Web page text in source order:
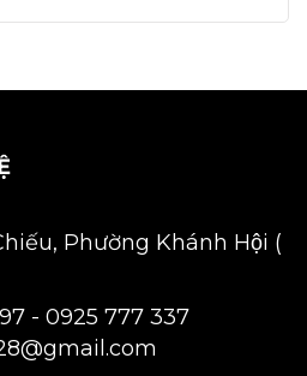
Phường Khánh Hội (
- 0925 777 337